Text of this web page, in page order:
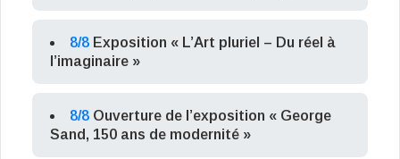
8/8 Exposition « L’Art pluriel – Du réel à
l’imaginaire »
8/8 Ouverture de l’exposition « George
Sand, 150 ans de modernité »